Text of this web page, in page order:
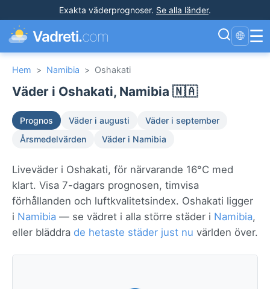
Exakta väderprognoser. Se alla länder.
Vadreti.com 🌐 ☰
Hem > Namibia > Oshakati
Väder i Oshakati, Namibia 🇳🇦
Prognos Väder i augusti
Väder i september
Årsmedelvärden
Väder i Namibia
Liveväder i Oshakati, för närvarande 16°C med
klart. Visa 7-dagars prognosen, timvisa
förhållanden och luftkvalitetsindex. Oshakati ligger
i Namibia — se vädret i alla större städer i Namibia,
eller bläddra de hetaste städer just nu världen över.